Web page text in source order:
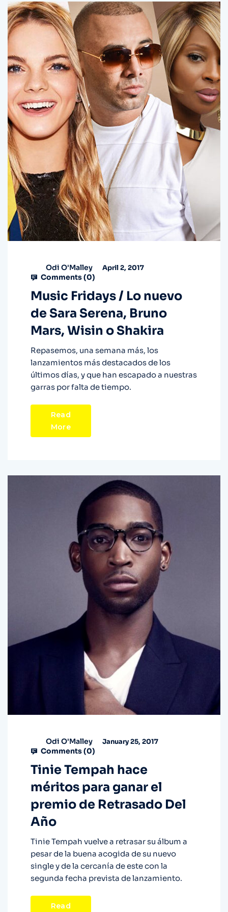
Odi O'Malley April 2, 2017
Comments (0)
Music Fridays / Lo nuevo
de Sara Serena, Bruno
Mars, Wisin o Shakira
Repasemos, una semana más, los
lanzamientos más destacados de los
últimos días, y que han escapado a nuestras
garras por falta de tiempo.
Read
More
Odi O'Malley January 25, 2017
Comments (0)
Tinie Tempah hace
méritos para ganar el
premio de Retrasado Del
Año
Tinie Tempah vuelve a retrasar su álbum a
pesar de la buena acogida de su nuevo
single y de la cercanía de este con la
segunda fecha prevista de lanzamiento.
Read